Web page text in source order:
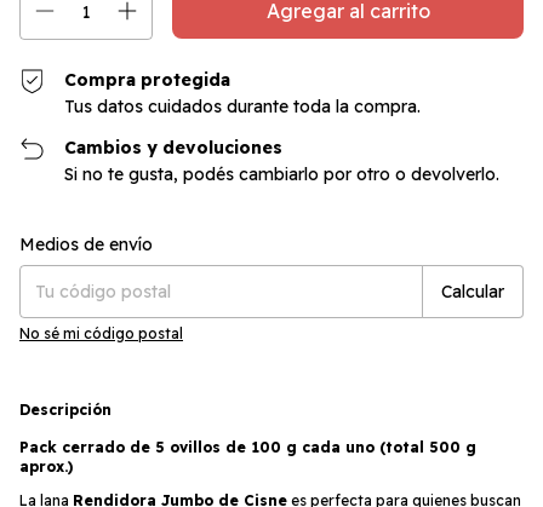
Compra protegida
Tus datos cuidados durante toda la compra.
Cambios y devoluciones
Si no te gusta, podés cambiarlo por otro o devolverlo.
Entregas para el CP:
Medios de envío
Calcular
No sé mi código postal
Descripción
Pack cerrado de 5 ovillos de 100 g cada uno (total 500 g
aprox.)
La lana Rendidora Jumbo de Cisne es perfecta para quienes buscan